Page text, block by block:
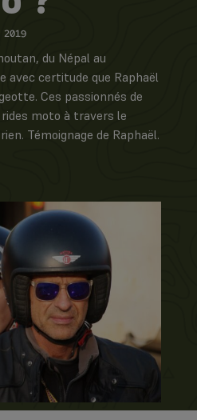
du Népal au
avec certitude que Raphaël
Ces passionnés de
moto à travers le
Témoignage de Raphaël.